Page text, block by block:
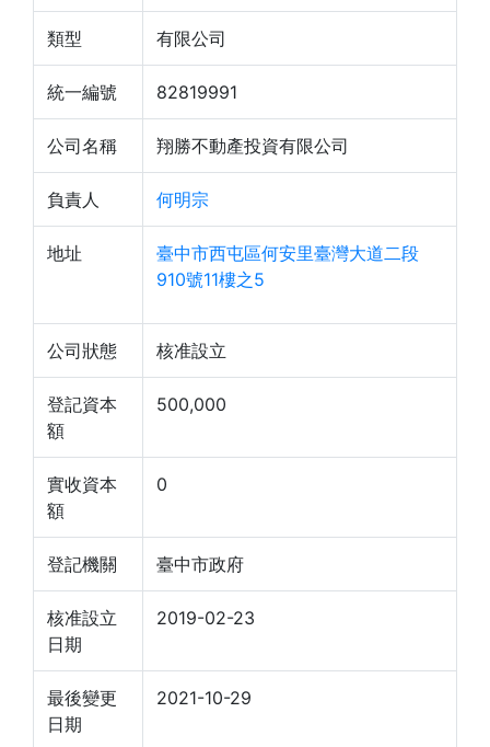
類型 有限公司
統一編號 82819991
公司名稱 翔勝不動產投資有限公司
負責人 何明宗
地址
臺中市西屯區何安里臺灣大道二段
910號11樓之5
公司狀態 核准設立
登記資本
額
500,000
實收資本
額
0
登記機關 臺中市政府
核准設立
日期
2019-02-23
最後變更
日期
2021-10-29